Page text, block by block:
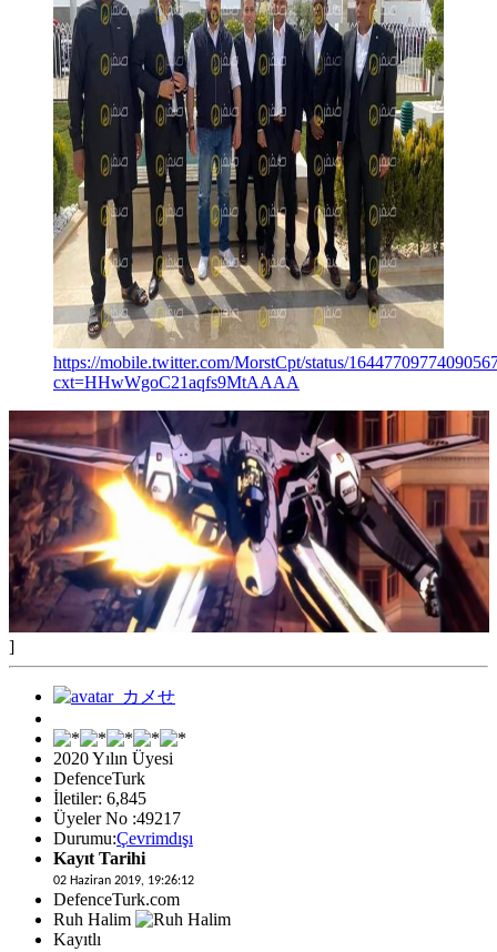
https://mobile.twitter.com/MorstCpt/status/
cxt=HHwWgoC21aqfs9MtAAAA
]
2020 Yılın Üyesi
DefenceTurk
İletiler: 6,845
Üyeler No :49217
Durumu:Çevrimdışı
Kayıt Tarihi
02 Haziran 2019, 19:26:12
DefenceTurk.com
Ruh Halim
Kayıtlı